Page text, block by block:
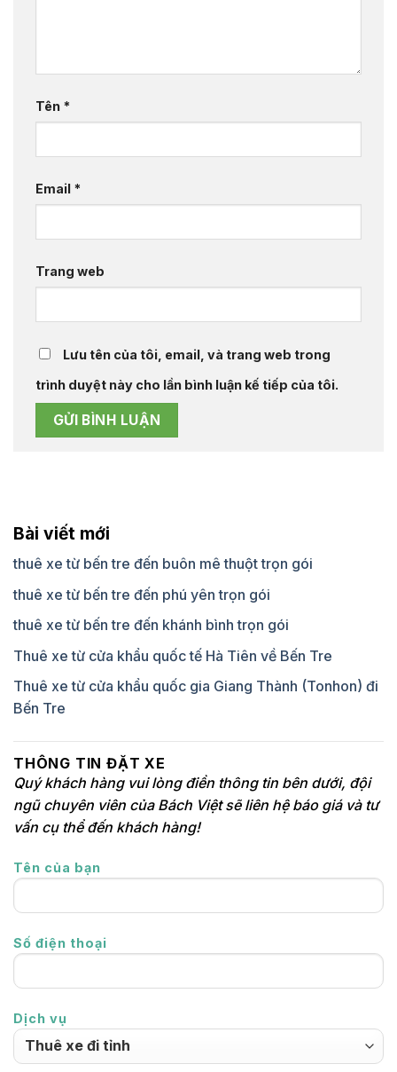
Tên *
Email *
Trang web
Lưu tên của tôi, email, và trang web trong
trình duyệt này cho lần bình luận kế tiếp của tôi.
Bài viết mới
thuê xe từ bến tre đến buôn mê thuột trọn gói
thuê xe từ bến tre đến phú yên trọn gói
thuê xe từ bến tre đến khánh bình trọn gói
Thuê xe từ cửa khẩu quốc tế Hà Tiên về Bến Tre
Thuê xe từ cửa khẩu quốc gia Giang Thành (Tonhon) đi
Bến Tre
THÔNG TIN ĐẶT XE
Quý khách hàng vui lòng điền thông tin bên dưới, đội
ngũ chuyên viên của Bách Việt sẽ liên hệ báo giá và tư
vấn cụ thể đến khách hàng!
Tên của bạn
Số điện thoại
Dịch vụ